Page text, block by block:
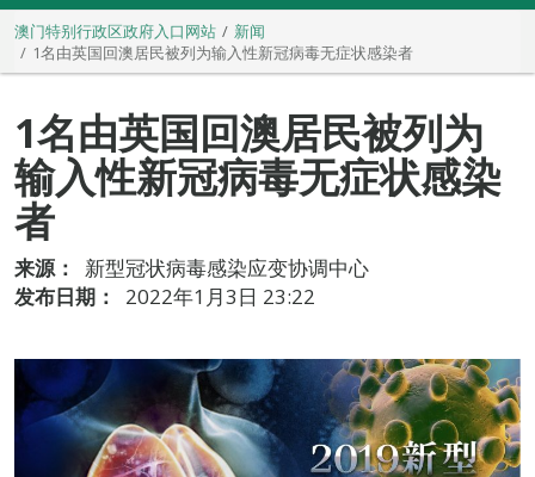
澳门特别行政区政府入口网站
新闻
1名由英国回澳居民被列为输入性新冠病毒无症状感染者
1名由英国回澳居民被列为
输入性新冠病毒无症状感染
者
来源：
新型冠状病毒感染应变协调中心
发布日期：
2022年1月3日 23:22